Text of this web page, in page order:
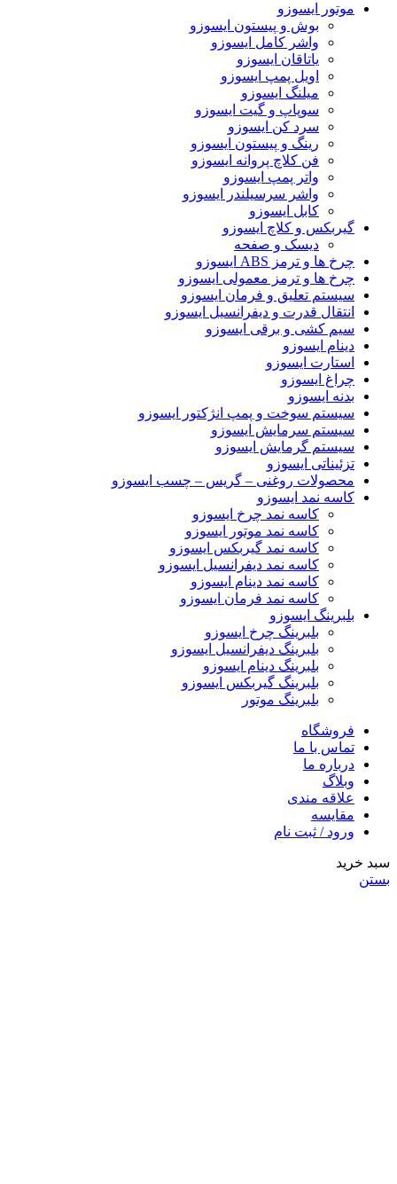
موتور ایسوزو
بوش و پیستون ایسوزو
واشر کامل ایسوزو
یاتاقان ایسوزو
اویل پمپ ایسوزو
میلنگ ایسوزو
سوپاپ و گیت ایسوزو
سرد کن ایسوزو
رینگ و پیستون ایسوزو
فن کلاچ پروانه ایسوزو
واتر پمپ ایسوزو
واشر سرسیلندر ایسوزو
کابل ایسوزو
گیربکس و کلاچ ایسوزو
دیسک و صفحه
چرخ ها و ترمز ABS ایسوزو
چرخ ها و ترمز معمولی ایسوزو
سیستم تعلیق و فرمان ایسوزو
انتقال قدرت و دیفرانسیل ایسوزو
سیم کشی و برقی ایسوزو
دینام ایسوزو
استارت ایسوزو
چراغ ایسوزو
بدنه ایسوزو
سیستم سوخت و پمپ انژکتور ایسوزو
سیستم سرمایش ایسوزو
سیستم گرمایش ایسوزو
تزئیناتی ایسوزو
محصولات روغنی – گریس – چسب ایسوزو
کاسه نمد ایسوزو
کاسه نمد چرخ ایسوزو
کاسه نمد موتور ایسوزو
کاسه نمد گیربکس ایسوزو
کاسه نمد دیفرانسیل ایسوزو
کاسه نمد دینام ایسوزو
کاسه نمد فرمان ایسوزو
بلبرینگ ایسوزو
بلبرینگ چرخ ایسوزو
بلبرینگ دیفرانسیل ایسوزو
بلبرینگ دینام ایسوزو
بلبرینگ گیربکس ایسوزو
بلبرینگ موتور
فروشگاه
تماس با ما
درباره ما
وبلاگ
علاقه مندی
مقایسه
ورود / ثبت نام
سبد خرید
بستن